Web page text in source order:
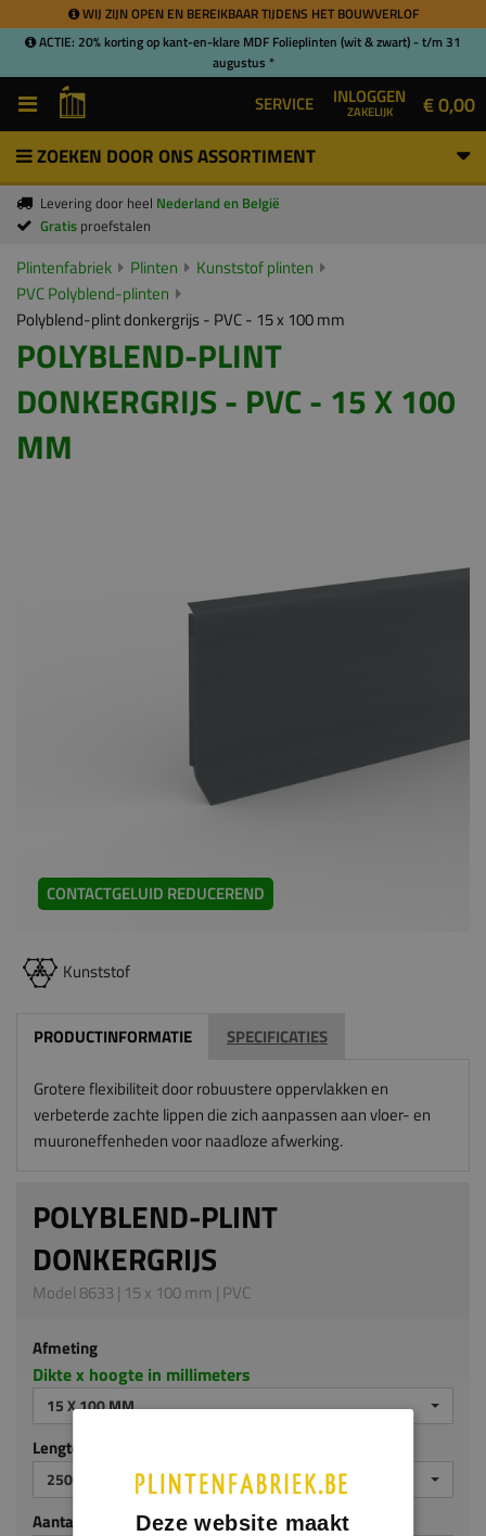
WIJ ZIJN OPEN EN BEREIKBAAR TIJDENS HET BOUWVERLOF
ACTIE: 20% korting op kant-en-klare MDF Folieplinten (wit & zwart) - t/m 31
augustus *
SERVICE INLOGGEN
ZAKELIJK € 0,00
ZOEKEN DOOR ONS ASSORTIMENT
Levering door heel Nederland en België
Gratis proefstalen
Plintenfabriek Plinten
Kunststof plinten
PVC Polyblend-plinten
Polyblend-plint donkergrijs - PVC - 15 x 100 mm
POLYBLEND-PLINT
DONKERGRIJS - PVC - 15 X 100
MM
CONTACTGELUID REDUCEREND
Kunststof
PRODUCTINFORMATIE SPECIFICATIES
Grotere flexibiliteit door robuustere oppervlakken en
verbeterde zachte lippen die zich aanpassen aan vloer- en
muuroneffenheden voor naadloze afwerking.
POLYBLEND-PLINT
DONKERGRIJS
Model 8633 | 15 x 100 mm | PVC
Afmeting
Dikte x hoogte in millimeters
15 X 100 MM
Lengte (mm)
2500
Aantal stuks
Deze website maakt